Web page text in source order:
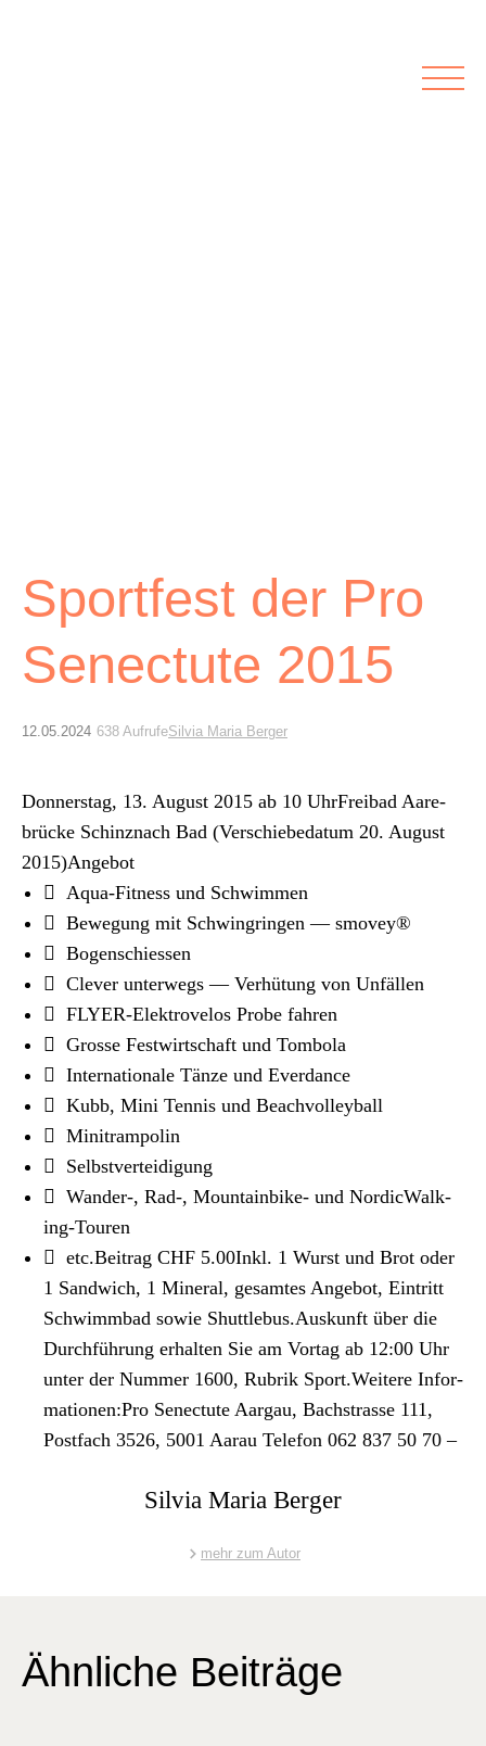
ePaper
aktuelle Ausgabe
Sportfest der Pro
Senectute 2015
12.05.2024 638 AufrufeSilvia Maria Berger
Don­ner­stag, 13. August 2015 ab 10 UhrFreibad Aare­
brücke Schinz­nach Bad (Ver­schiebe­da­tum 20. August
2015)Ange­bot
 Aqua-Fit­ness und Schwim­men
 Bewe­gung mit Schwingrin­gen — smovey®
 Bogen­schiessen
 Clever unter­wegs — Ver­hü­tung von Unfällen
 FLY­ER-Elek­tro­v­e­los Probe fahren
 Grosse Fes­t­wirtschaft und Tombo­la
 Inter­na­tionale Tänze und Ever­dance
 Kubb, Mini Ten­nis und Beachvol­ley­ball
 Minitram­polin
 Selb­stvertei­di­gung
 Wander‑, Rad‑, Moun­tain­bike- und NordicWalk­
ing-Touren
 etc.Beitrag CHF 5.00Inkl. 1 Wurst und Brot oder
1 Sand­wich, 1 Min­er­al, gesamtes Ange­bot, Ein­tritt
Schwimm­bad sowie Shut­tle­bus.Auskun­ft über die
Durch­führung erhal­ten Sie am Vortag ab 12:00 Uhr
unter der Num­mer 1600, Rubrik Sport.Weit­ere Infor­
ma­tio­nen:Pro Senec­tute Aar­gau, Bach­strasse 111,
Post­fach 3526, 5001 Aarau Tele­fon 062 837 50 70 –
Silvia Maria Berger
mehr zum Autor
Ähnliche Beiträge